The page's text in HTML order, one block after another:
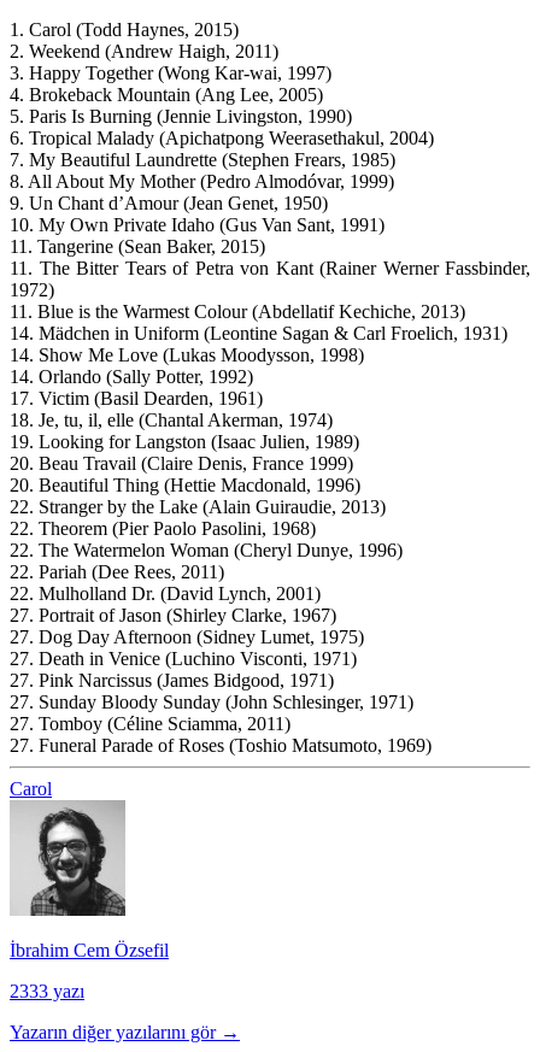
1. Carol (Todd Haynes, 2015)
2. Weekend (Andrew Haigh, 2011)
3. Happy Together (Wong Kar-wai, 1997)
4. Brokeback Mountain (Ang Lee, 2005)
5. Paris Is Burning (Jennie Livingston, 1990)
6. Tropical Malady (Apichatpong Weerasethakul, 2004)
7. My Beautiful Laundrette (Stephen Frears, 1985)
8. All About My Mother (Pedro Almodóvar, 1999)
9. Un Chant d’Amour (Jean Genet, 1950)
10. My Own Private Idaho (Gus Van Sant, 1991)
11. Tangerine (Sean Baker, 2015)
11. The Bitter Tears of Petra von Kant (Rainer Werner Fassbinder,
1972)
11. Blue is the Warmest Colour (Abdellatif Kechiche, 2013)
14. Mädchen in Uniform (Leontine Sagan & Carl Froelich, 1931)
14. Show Me Love (Lukas Moodysson, 1998)
14. Orlando (Sally Potter, 1992)
17. Victim (Basil Dearden, 1961)
18. Je, tu, il, elle (Chantal Akerman, 1974)
19. Looking for Langston (Isaac Julien, 1989)
20. Beau Travail (Claire Denis, France 1999)
20. Beautiful Thing (Hettie Macdonald, 1996)
22. Stranger by the Lake (Alain Guiraudie, 2013)
22. Theorem (Pier Paolo Pasolini, 1968)
22. The Watermelon Woman (Cheryl Dunye, 1996)
22. Pariah (Dee Rees, 2011)
22. Mulholland Dr. (David Lynch, 2001)
27. Portrait of Jason (Shirley Clarke, 1967)
27. Dog Day Afternoon (Sidney Lumet, 1975)
27. Death in Venice (Luchino Visconti, 1971)
27. Pink Narcissus (James Bidgood, 1971)
27. Sunday Bloody Sunday (John Schlesinger, 1971)
27. Tomboy (Céline Sciamma, 2011)
27. Funeral Parade of Roses (Toshio Matsumoto, 1969)
Carol
İbrahim Cem Özsefil
2333 yazı
Yazarın diğer yazılarını gör →